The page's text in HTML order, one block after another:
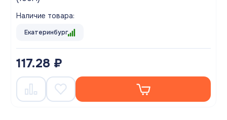
Наличие товара:
Екатеринбург
117.28 ₽